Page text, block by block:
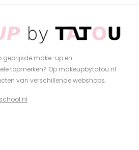
geprijsde make-up en
topmerken? Op makeupbytatou.nl
van verschillende webshops.